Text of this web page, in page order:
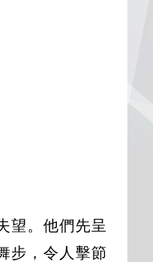
望。他們先呈
步，令人擊節